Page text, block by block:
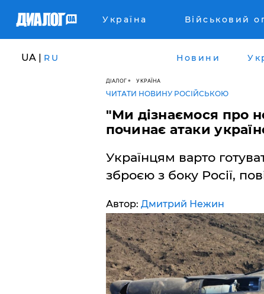
Україна Військовий
UA | RU Новини
ДІАЛОГ УКРАЇНА
ЧИТАТИ НОВИНУ РОСІЙСЬКОЮ
"Ми дізнаємося про
починає атаки
Українцям варто
зброєю з боку Росії,
Автор: Дмитрий Нежин